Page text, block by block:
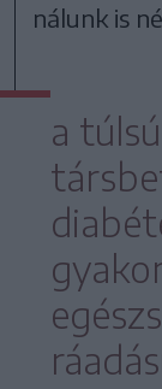
nálunk is
a